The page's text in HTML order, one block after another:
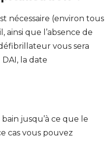
nécessaire (environ tous
ainsi que l’absence de
vous sera
la date
jusqu’à ce que le
cas vous pouvez